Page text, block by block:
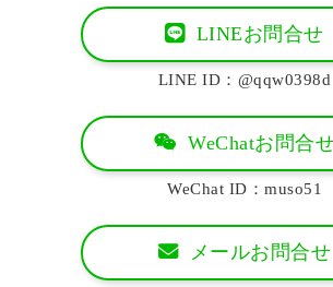
LINEお問合せ
LINE ID：@qqw0398d
WeChatお問合
WeChat ID：muso51
メールお問合せ